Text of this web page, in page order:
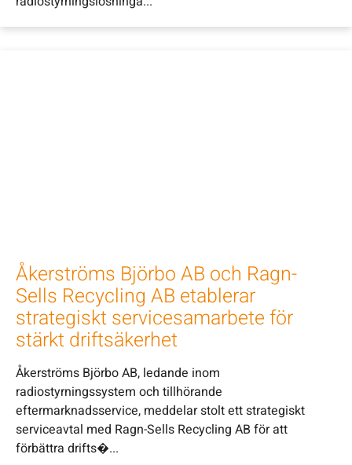
Åkerströms Björbo AB och Ragn-
Sells Recycling AB etablerar
strategiskt servicesamarbete för
stärkt driftsäkerhet
Åkerströms Björbo AB, ledande inom
radiostyrningssystem och tillhörande
eftermarknadsservice, meddelar stolt ett strategiskt
serviceavtal med Ragn-Sells Recycling AB för att
förbättra drifts�...